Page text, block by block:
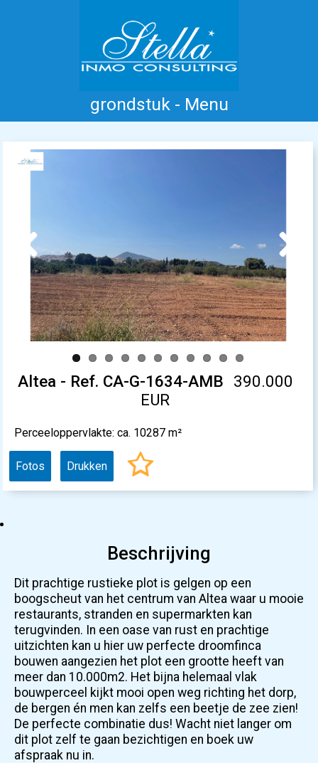
grondstuk - Menu
Home Costa Blanca Koop Huur
Nieuwbouw
Previous Next
Altea - Ref. CA-G-1634-AMB
390.000
EUR
Perceeloppervlakte: ca. 10287 m²
Fotos Drukken
Beschrijving
Dit prachtige rustieke plot is gelgen op een
boogscheut van het centrum van Altea waar u mooie
restaurants, stranden en supermarkten kan
terugvinden. In een oase van rust en prachtige
uitzichten kan u hier uw perfecte droomfinca
bouwen aangezien het plot een grootte heeft van
meer dan 10.000m2. Het bijna helemaal vlak
bouwperceel kijkt mooi open weg richting het dorp,
de bergen én men kan zelfs een beetje de zee zien!
De perfecte combinatie dus! Wacht niet langer om
dit plot zelf te gaan bezichtigen en boek uw
afspraak nu in.